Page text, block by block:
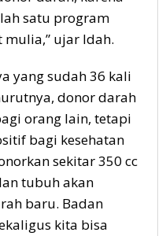
satu program
mulia,” ujar Idah.
yang sudah 36 kali
donor darah
orang lain, tetapi
bagi kesehatan
sekitar 350 cc
tubuh akan
baru. Badan
kita bisa